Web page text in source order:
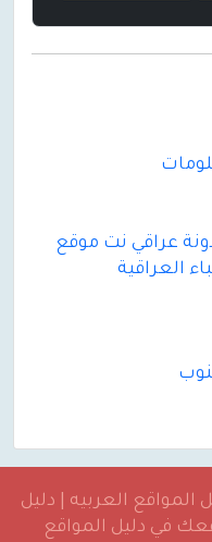
عراقي نت موقع
العراقية
المواقع العربيه | دليل
في دليل المواقع